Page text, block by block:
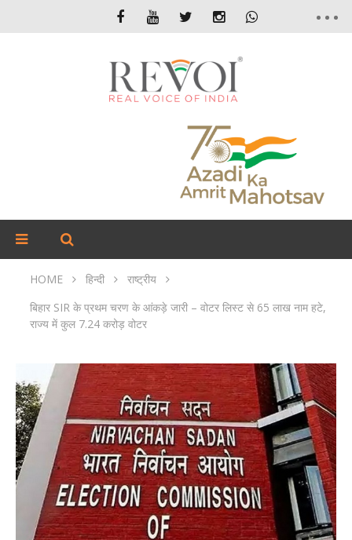
HOME हिन्दी
राष्ट्रीय
बिहार SIR के प्रथम चरण के आंकड़े जारी – वोटर लिस्ट से 65 लाख नाम हटे,
राज्य में कुल 7.24 करोड़ वोटर